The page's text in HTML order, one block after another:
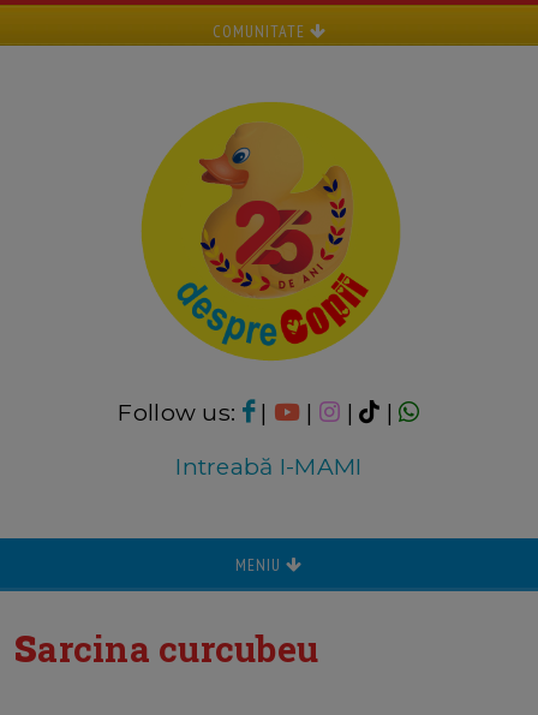
COMUNITATE
Follow us: | | |
|
Intreabă I-MAMI
MENIU
sarcina curcubeu